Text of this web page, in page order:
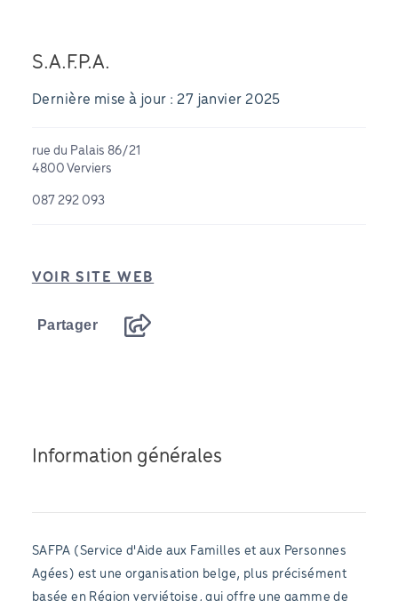
S.A.F.P.A.
Dernière mise à jour : 27 janvier 2025
rue du Palais 86/21
4800 Verviers
087 292 093
VOIR SITE WEB
Partager
Information générales
SAFPA (Service d'Aide aux Familles et aux Personnes
Agées) est une organisation belge, plus précisément
basée en Région verviétoise, qui offre une gamme de